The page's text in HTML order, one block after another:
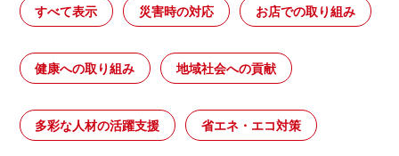
すべて表示 災害時の対応 お店での取り組み
健康への取り組み 地域社会への貢献
多彩な人材の活躍支援 省エネ・エコ対策